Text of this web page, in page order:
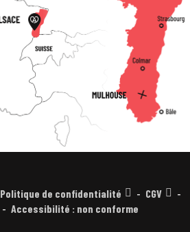
Politique de confidentialité
CGV
Accessibilité : non conforme